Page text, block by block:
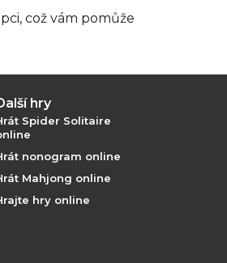
což vám pomůže
hry
Spider Solitaire
nonogram online
Mahjong online
hry online